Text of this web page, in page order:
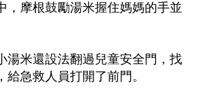
，摩根鼓勵湯米握住媽媽的手並
湯米還設法翻過兒童安全門，找
給急救人員打開了前門。